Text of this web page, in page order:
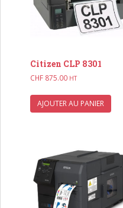
Citizen CLP 8301
CHF 875.00 HT
AJOUTER AU PANIER